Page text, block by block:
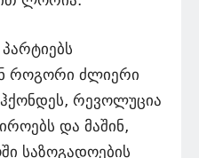
როგორი ძლიერი
რევოლუცია
და მაშინ,
საზოგადოების